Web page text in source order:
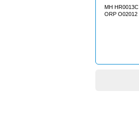
MH HR0013C
ORP O02012